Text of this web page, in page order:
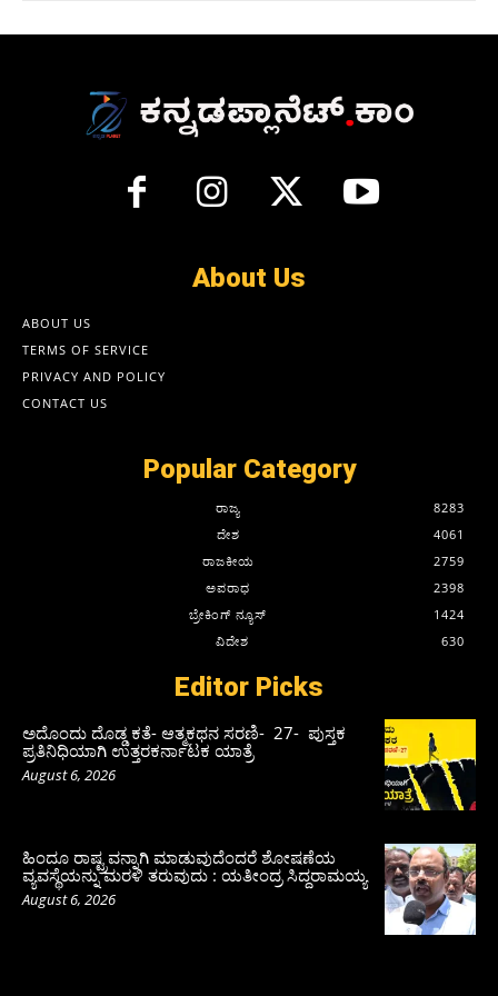
About Us
ABOUT US
TERMS OF SERVICE
PRIVACY AND POLICY
CONTACT US
Popular Category
ರಾಜ್ಯ
8283
ದೇಶ
4061
ರಾಜಕೀಯ
2759
ಅಪರಾಧ
2398
ಬ್ರೇಕಿಂಗ್ ನ್ಯೂಸ್
1424
ವಿದೇಶ
630
Editor Picks
ಅದೊಂದು ದೊಡ್ಡ ಕತೆ- ಆತ್ಮಕಥನ ಸರಣಿ- 27- ಪುಸ್ತಕ
ಪ್ರತಿನಿಧಿಯಾಗಿ ಉತ್ತರಕರ್ನಾಟಕ ಯಾತ್ರೆ
August 6, 2026
ಹಿಂದೂ ರಾಷ್ಟ್ರವನ್ನಾಗಿ ಮಾಡುವುದೆಂದರೆ ಶೋಷಣೆಯ
ವ್ಯವಸ್ಥೆಯನ್ನು ಮರಳಿ ತರುವುದು : ಯತೀಂದ್ರ ಸಿದ್ದರಾಮಯ್ಯ
August 6, 2026